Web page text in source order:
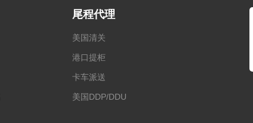
尾程代理
美国清关
港口提柜
卡车派送
美国DDP/DDU